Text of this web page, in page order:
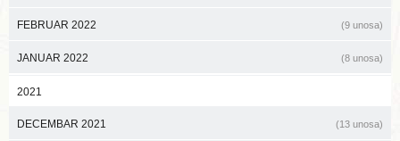
FEBRUAR 2022 (9 unosa)
JANUAR 2022 (8 unosa)
2021
DECEMBAR 2021 (13 unosa)